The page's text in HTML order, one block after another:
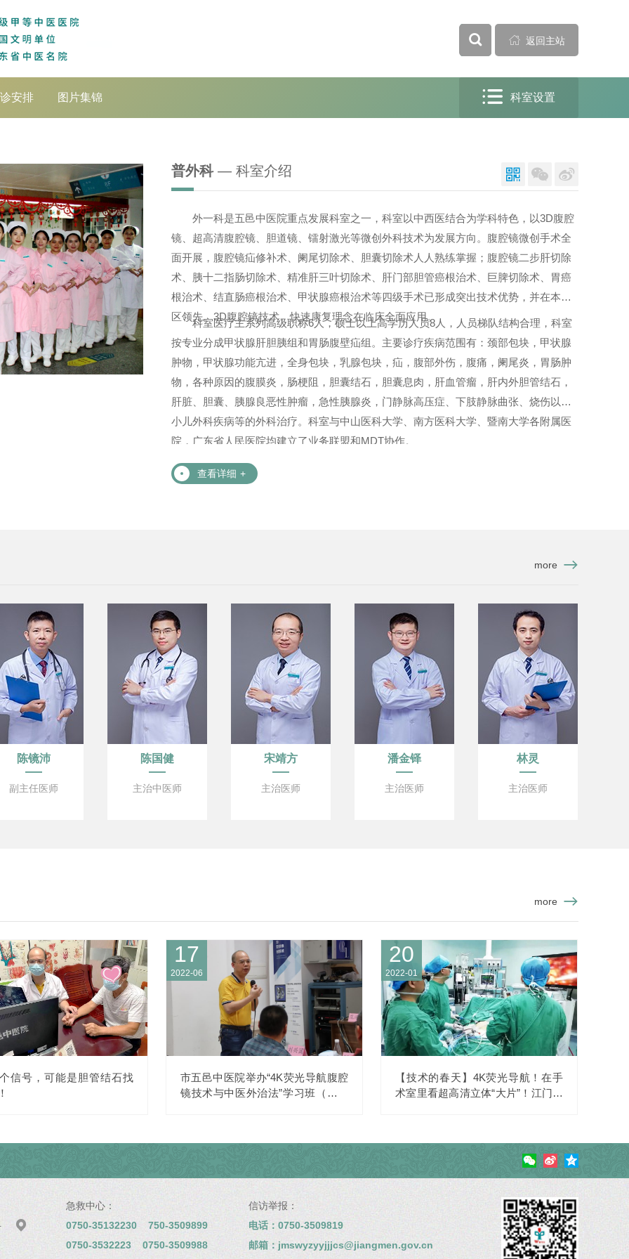

  返回主站
安排 图片集锦  科室设置
普外科 — 科室介绍   
外一科是五邑中医院重点发展科室之一，科室以中西医结合为学科特色，以3D腹腔
镜、超高清腹腔镜、胆道镜、镭射激光等微创外科技术为发展方向。腹腔镜微创手术全
面开展，腹腔镜疝修补术、阑尾切除术、胆囊切除术人人熟练掌握；腹腔镜二步肝切除
术、胰十二指肠切除术、精准肝三叶切除术、肝门部胆管癌根治术、巨脾切除术、胃癌
根治术、结直肠癌根治术、甲状腺癌根治术等四级手术已形成突出技术优势，并在本地
区领先。3D腹腔镜技术、快速康复理念在临床全面应用。
科室医疗主系列高级职称6人，硕士以上高学历人员8人，人员梯队结构合理，科室
按专业分成甲状腺肝胆胰组和胃肠腹壁疝组。主要诊疗疾病范围有：颈部包块，甲状腺
肿物，甲状腺功能亢进，全身包块，乳腺包块，疝，腹部外伤，腹痛，阑尾炎，胃肠肿
物，各种原因的腹膜炎，肠梗阻，胆囊结石，胆囊息肉，肝血管瘤，肝内外胆管结石，
肝脏、胆囊、胰腺良恶性肿瘤，急性胰腺炎，门静脉高压症、下肢静脉曲张、烧伤以及
小儿外科疾病等的外科治疗。科室与中山医科大学、南方医科大学、暨南大学各附属医
院，广东省人民医院均建立了业务联盟和MDT协作。
查看详细 +
more
陈镜沛
副主任医师
陈国健
主治中医师
宋靖方
主治医师
潘金铎
主治医师
林灵
主治医师
more
信号，可能是胆管结石找
17
2022-06
市五邑中医院举办“4K荧光导航腹腔
镜技术与中医外治法”学习班（第二
20
2022-01
【技术的春天】4K荧光导航！在手
术室里看超高清立体“大片”！江门首

急救中心：
0750-35132230 750-3509899
0750-3532223 0750-3509988
信访举报：
电话：0750-3509819
邮箱：jmswyzyyjjjcs@jiangmen.gov.cn